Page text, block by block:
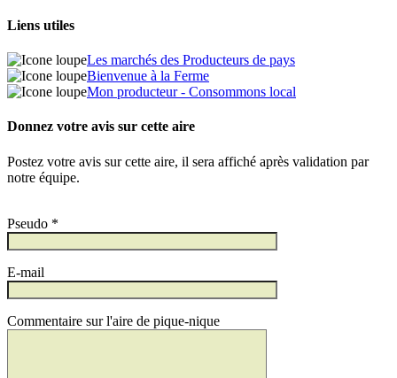
Liens utiles
Les marchés des Producteurs de pays
Bienvenue à la Ferme
Mon producteur - Consommons local
Donnez votre avis sur cette aire
Postez votre avis sur cette aire, il sera affiché après validation par
notre équipe.
Pseudo *
E-mail
Commentaire sur l'aire de pique-nique